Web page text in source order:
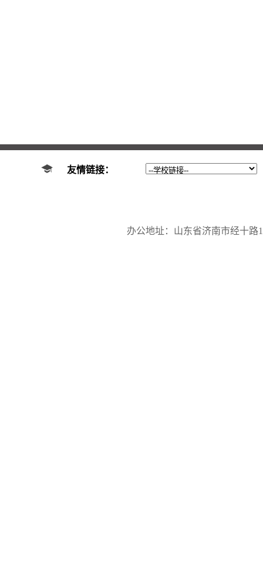
友情链接：
办公地址：山东省济南市经十路